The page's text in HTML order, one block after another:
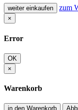
weiter einkaufen zum
×
Error
OK
×
Warenkorb
in den Warenkorb